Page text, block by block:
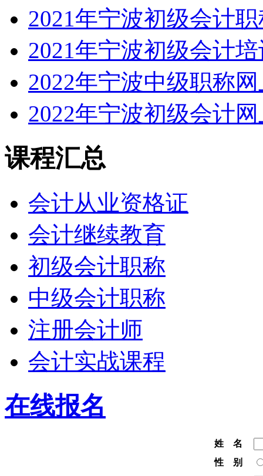
2021年宁波初级会计
2021年宁波初级会计
2022年宁波中级职称
2022年宁波初级会计
课程汇总
会计从业资格证
会计继续教育
初级会计职称
中级会计职称
注册会计师
会计实战课程
在线报名
姓 名
性 别